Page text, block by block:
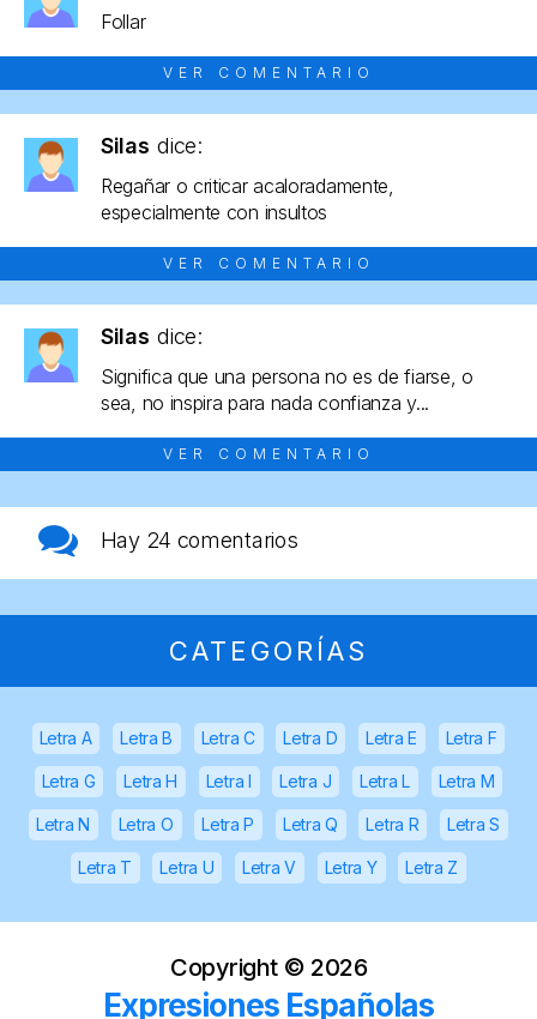
Follar
VER COMENTARIO
Silas dice:
Regañar o criticar acaloradamente,
especialmente con insultos
VER COMENTARIO
Silas dice:
Significa que una persona no es de fiarse, o
sea, no inspira para nada confianza y...
VER COMENTARIO
Hay 24 comentarios
CATEGORÍAS
Letra A Letra B Letra C Letra D Letra E Letra F
Letra G Letra H Letra I Letra J Letra L Letra M
Letra N Letra O Letra P Letra Q Letra R Letra S
Letra T Letra U Letra V Letra Y Letra Z
Copyright © 2026
Expresiones Españolas